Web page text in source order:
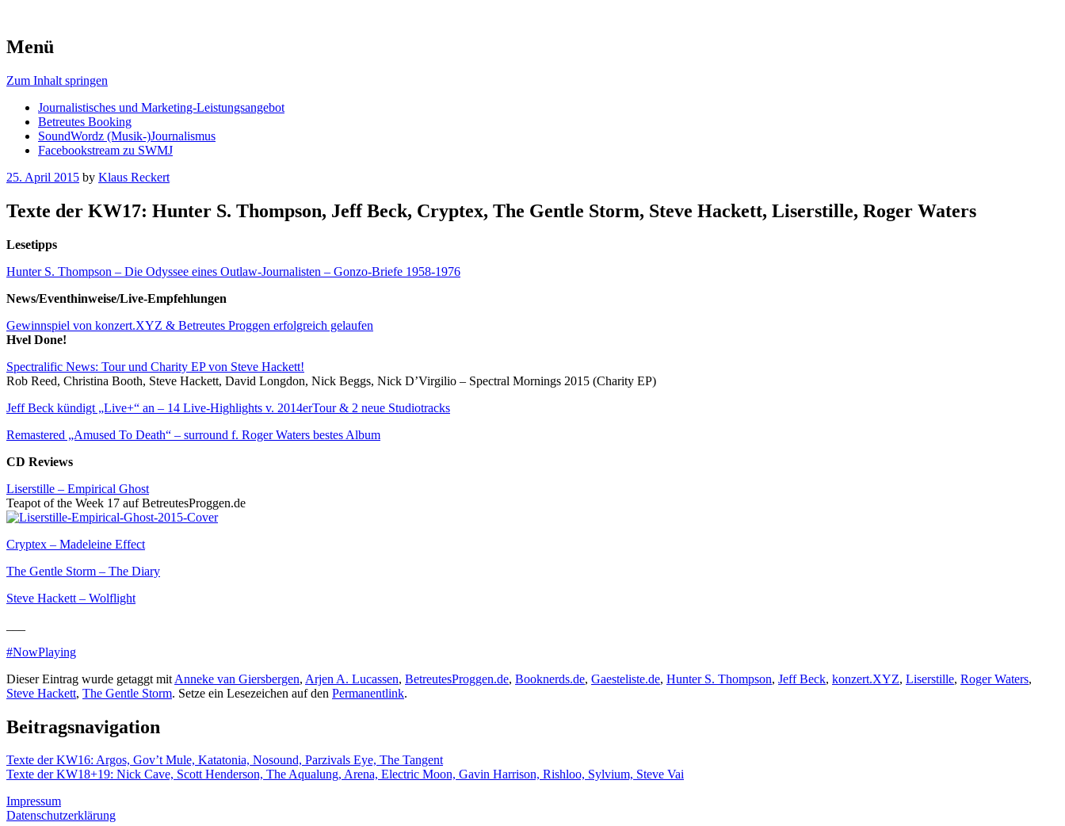
Menü
Zum Inhalt springen
Journalistisches und Marketing-Leistungsangebot
Betreutes Booking
SoundWordz (Musik-)Journalismus
Facebookstream zu SWMJ
25. April 2015 by Klaus Reckert
Texte der KW17: Hunter S. Thompson, Jeff Beck, Cryptex, The Gentle Storm, Steve Hackett, Liserstille, Roger Waters
Lesetipps
Hunter S. Thompson – Die Odyssee eines Outlaw-Journalisten – Gonzo-Briefe 1958-1976
News/Eventhinweise/Live-Empfehlungen
Gewinnspiel von konzert.XYZ & Betreutes Proggen erfolgreich gelaufen
Hvel Done!
Spectralific News: Tour und Charity EP von Steve Hackett!
Rob Reed, Christina Booth, Steve Hackett, David Longdon, Nick Beggs, Nick D’Virgilio – Spectral Mornings 2015 (Charity EP)
Jeff Beck kündigt „Live+“ an – 14 Live-Highlights v. 2014erTour & 2 neue Studiotracks
Remastered „Amused To Death“ – surround f. Roger Waters bestes Album
CD Reviews
Liserstille – Empirical Ghost
Teapot of the Week 17 auf BetreutesProggen.de
Cryptex – Madeleine Effect
The Gentle Storm – The Diary
Steve Hackett – Wolflight
#NowPlaying
Dieser Eintrag wurde getaggt mit Anneke van Giersbergen, Arjen A. Lucassen, BetreutesProggen.de, Booknerds.de, Gaesteliste.de, Hunter S. Thompson, Jeff Beck, konzert.XYZ, Liserstille, Roger Waters,
Steve Hackett, The Gentle Storm. Setze ein Lesezeichen auf den Permanentlink.
Beitragsnavigation
Texte der KW16: Argos, Gov’t Mule, Katatonia, Nosound, Parzivals Eye, The Tangent
Texte der KW18+19: Nick Cave, Scott Henderson, The Aqualung, Arena, Electric Moon, Gavin Harrison, Rishloo, Sylvium, Steve Vai
Impressum
Datenschutzerklärung